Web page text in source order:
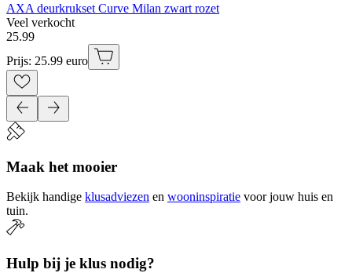
AXA deurkrukset Curve Milan zwart rozet
Veel verkocht
25.99
Prijs: 25.99 euro
Maak het mooier
Bekijk handige klusadviezen en wooninspiratie voor jouw huis en
tuin.
Hulp bij je klus nodig?